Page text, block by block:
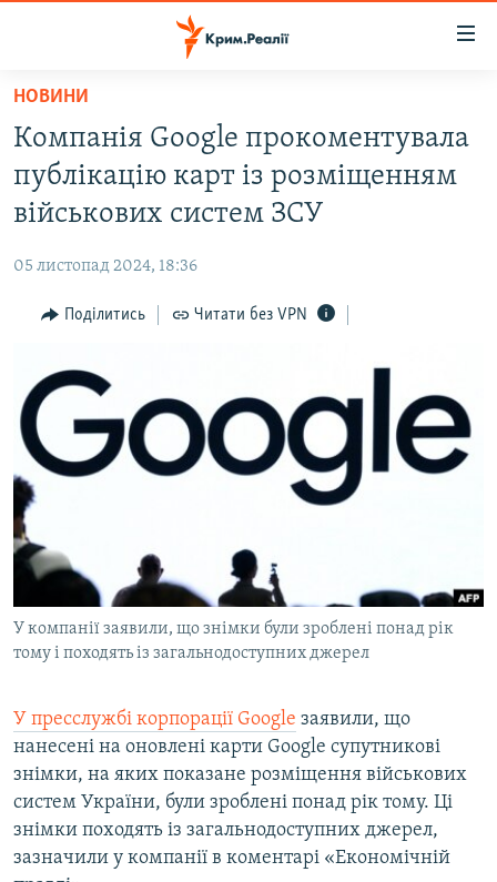
Перейти
основного
матеріалу
Перейти
до
основної
Перейти
пошуку
ВОДА.КРИМ
ВІДЕО ТА ФОТО
БЛОГИ
ПОГЛЯД
ВСЕ ЗА ДЕНЬ
СПЕЦПРОЕКТИ
ДЕПОРТАЦІЯ
СВІДЧЕННЯ ОКУПАЦІЇ
УКРАЇНСЬКА ПРОБЛЕМА КРИМУ
ІНФОГРАФІКА
ЯК ОБІЙТИ БЛОКУВАННЯ
Русский
Qırımtatar
ДОЛУЧАЙСЯ!
Усі сайти RFE/RL
НОВИНИ
Компанія Google прокоментувала
публікацію карт із розміщенням
військових систем ЗСУ
05 листопад 2024, 18:36
Поділитись Читати без VPN
У компанії заявили, що знімки були зроблені понад рік
тому і походять із загальнодоступних джерел
У пресслужбі корпорації Google заявили, що
нанесені на оновлені карти Google супутникові
знімки, на яких показане розміщення військових
систем України, були зроблені понад рік тому. Ці
знімки походять із загальнодоступних джерел,
зазначили у компанії в коментарі «Економічній